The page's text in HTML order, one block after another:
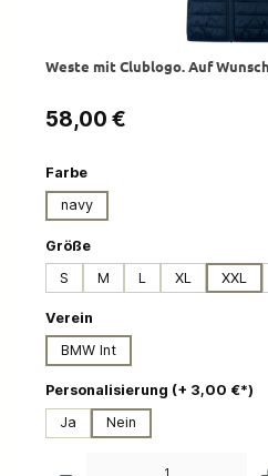
Weste mit Clublogo. Auf
Regulärer Preis:
58,00 €
Farbeauswählen
navy
Größeauswählen
S
M L XL XXL
Verein
BMW Int
Personalisierung (+ 3,00 €*)
Ja
Nein